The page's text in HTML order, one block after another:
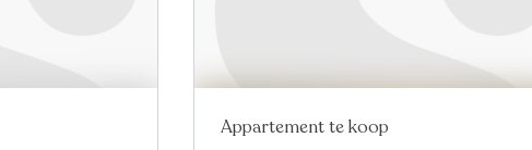
Nieuw
Appartement te koop